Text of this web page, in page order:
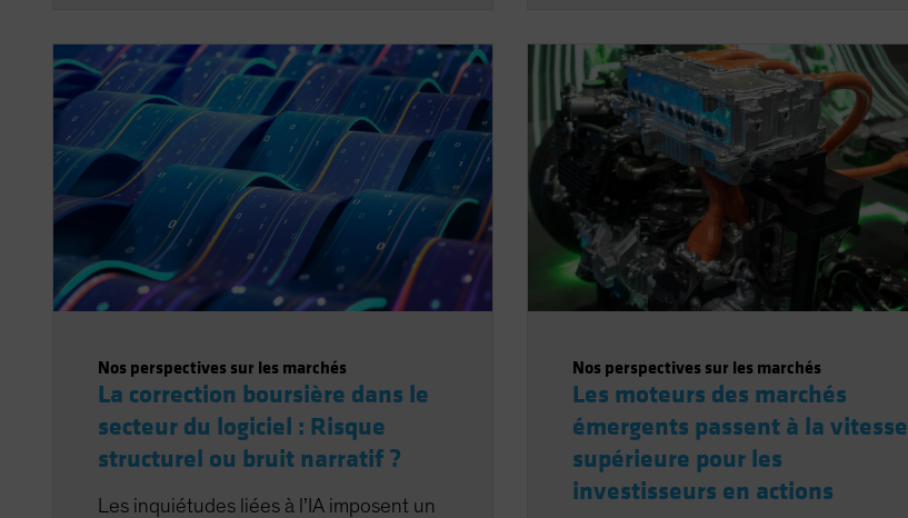
Nos perspectives sur les marchés
La correction boursière dans le
secteur du logiciel : Risque
structurel ou bruit narratif ?
Les inquiétudes liées à l’IA imposent un
Nos perspectives sur les marchés
Les moteurs des marchés
émergents passent à la vitesse
supérieure pour les
investisseurs en actions